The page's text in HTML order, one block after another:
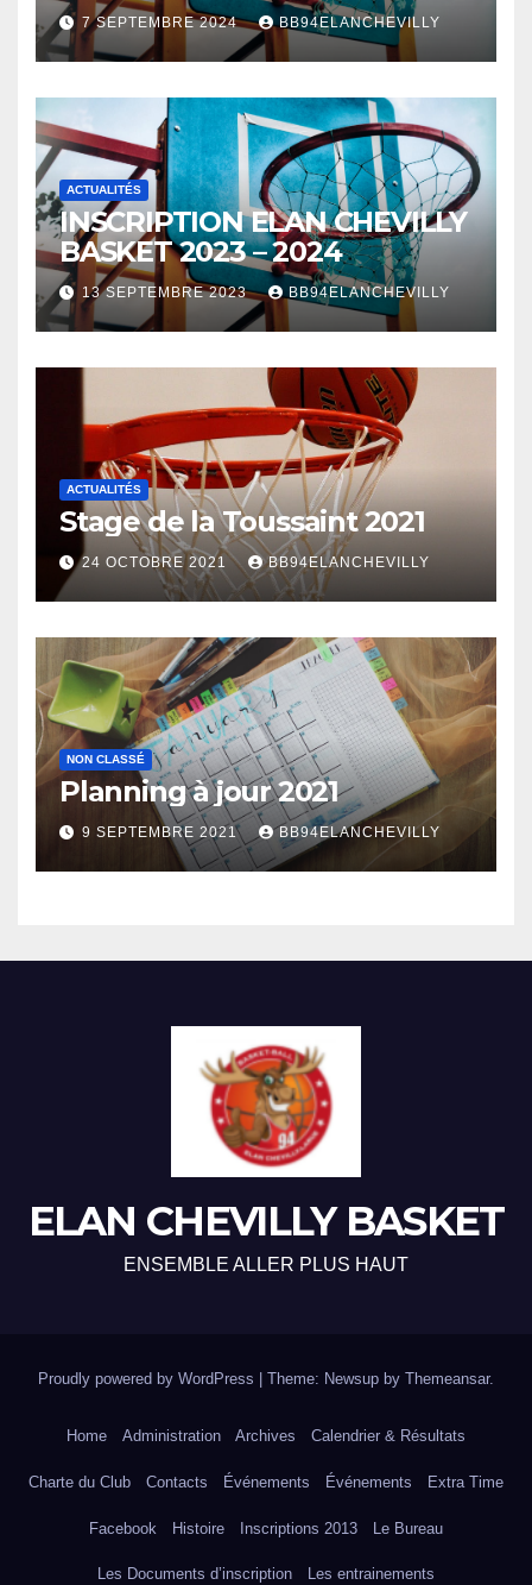
7 SEPTEMBRE 2024 BB94ELANCHEVILLY
ACTUALITÉS
INSCRIPTION ELAN CHEVILLY
BASKET 2023 – 2024
13 SEPTEMBRE 2023 BB94ELANCHEVILLY
ACTUALITÉS
Stage de la Toussaint 2021
24 OCTOBRE 2021 BB94ELANCHEVILLY
NON CLASSÉ
Planning à jour 2021
9 SEPTEMBRE 2021 BB94ELANCHEVILLY
ELAN CHEVILLY BASKET
ENSEMBLE ALLER PLUS HAUT
Proudly powered by WordPress | Theme: Newsup by Themeansar.
Home Administration Archives Calendrier & Résultats
Charte du Club Contacts Événements Événements Extra Time
Facebook Histoire Inscriptions 2013 Le Bureau
Les Documents d’inscription Les entrainements